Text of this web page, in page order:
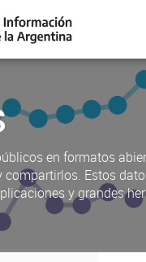
en formatos
Estos
y grandes